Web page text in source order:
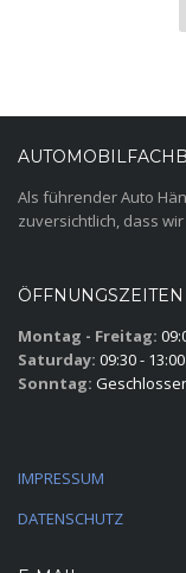
Als führender Auto
zuversichtlich, dass
ÖFFNUNGSZEITEN
Montag - Freitag:
Saturday: 09:30 -
Sonntag:
IMPRESSUM
DATENSCHUTZ